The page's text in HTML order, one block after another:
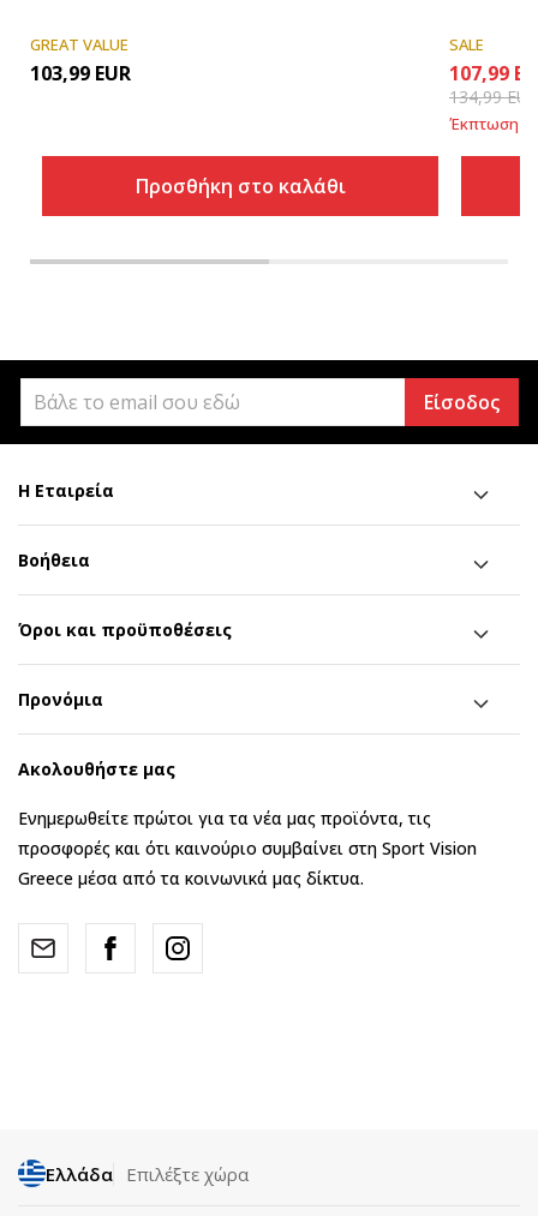
GREAT VALUE
103,99 EUR
Προσθήκη στο καλάθι
SALE
107,99
134,99EUR
Έκπτωση
Είσοδος
Η Εταιρεία
Βοήθεια
Όροι και προϋποθέσεις
Προνόμια
Ακολουθήστε μας
Ενημερωθείτε πρώτοι για τα νέα μας προϊόντα, τις
προσφορές και ότι καινούριο συμβαίνει στη Sport Vision
Greece μέσα από τα κοινωνικά μας δίκτυα.
Ελλάδα Επιλέξτε χώρα